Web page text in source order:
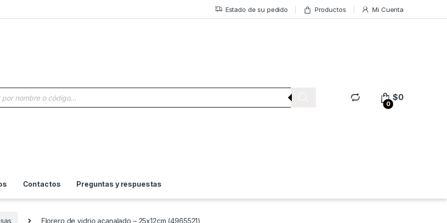
Estado de su pedido Productos Mi Cuenta
0
$0
Contactos Preguntas y respuestas
Florero de vidrio acanalado – 25x12cm (4965521)